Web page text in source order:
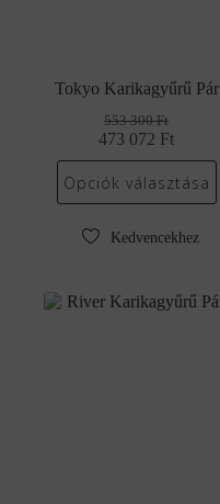
Tokyo Karikagyűrű Pár
553 300Ft
Original
price
was:
473 072 Ft
Current
price
is:
Opciók választása
Kedvencekhez